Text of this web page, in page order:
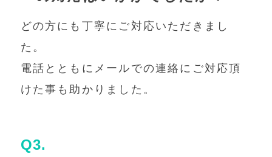
どの方にも丁寧にご対応いただきまし
た。
電話とともにメールでの連絡にご対応頂
けた事も助かりました。
Q3.